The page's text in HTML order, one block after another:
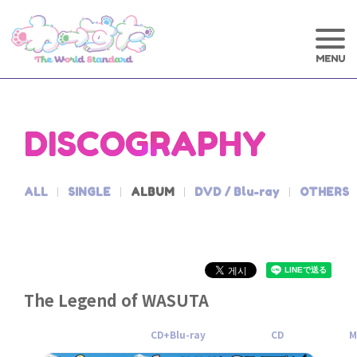
DISCOGRAPHY
ALL SINGLE ALBUM DVD / Blu-ray OTHERS
The Legend of WASUTA
CD+Blu-ray CD